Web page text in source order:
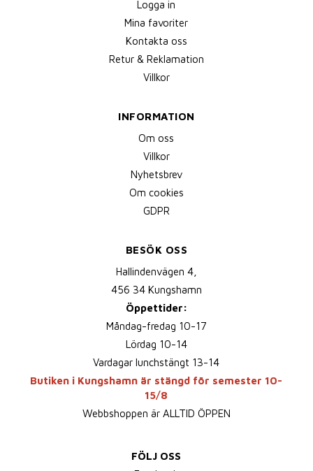
Logga in
Mina favoriter
Kontakta oss
Retur & Reklamation
Villkor
INFORMATION
Om oss
Villkor
Nyhetsbrev
Om cookies
GDPR
BESÖK OSS
Hallindenvägen 4,
456 34 Kungshamn
Öppettider:
Måndag-fredag 10-17
Lördag 10-14
Vardagar lunchstängt 13-14
Butiken i Kungshamn är stängd för semester 10-
15/8
Webbshoppen är ALLTID ÖPPEN
FÖLJ OSS